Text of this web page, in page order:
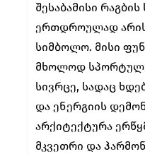
შესაბამისი
ერთდროულად
სიმბოლო. მისი
მხოლოდ სპორტულ
სივრცე, სადაც
და ენერგიის
არქიტექტურა
მკვეთრი და